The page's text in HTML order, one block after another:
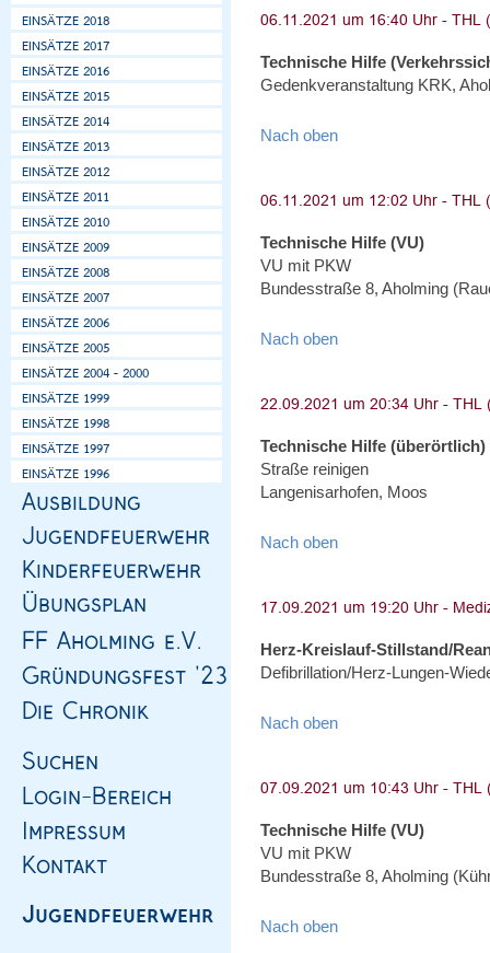
Technische Hilfe
Gedenkveranstaltung KRK,
Nach oben
Technische Hilfe (VU)
VU mit PKW
Bundesstraße 8, Aholming
Nach oben
Technische Hilfe (überörtlich)
Straße reinigen
Langenisarhofen, Moos
Nach oben
Herz-Kreislauf-Stillstand/
Defibrillation/Herz-Lungen-
Nach oben
Technische Hilfe (VU)
VU mit PKW
Bundesstraße 8, Aholming
Nach oben